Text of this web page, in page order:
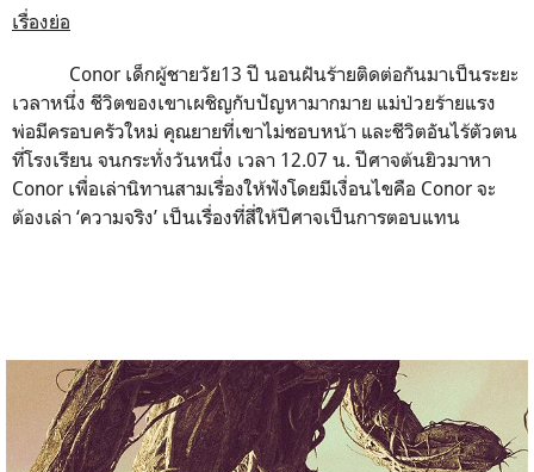
เรื่องย่อ
Conor เด็กผู้ชายวัย13 ปี นอนฝันร้ายติดต่อกันมาเป็นระยะ
เวลาหนึ่ง ชีวิตของเขาเผชิญกับปัญหามากมาย แม่ป่วยร้ายแรง
พ่อมีครอบครัวใหม่ คุณยายที่เขาไม่ชอบหน้า และชีวิตอันไร้ตัวตน
ที่โรงเรียน จนกระทั่งวันหนึ่ง เวลา 12.07 น. ปีศาจต้นยิวมาหา
Conor เพื่อเล่านิทานสามเรื่องให้ฟังโดยมีเงื่อนไขคือ Conor จะ
ต้องเล่า ‘ความจริง’ เป็นเรื่องที่สี่ให้ปีศาจเป็นการตอบแทน